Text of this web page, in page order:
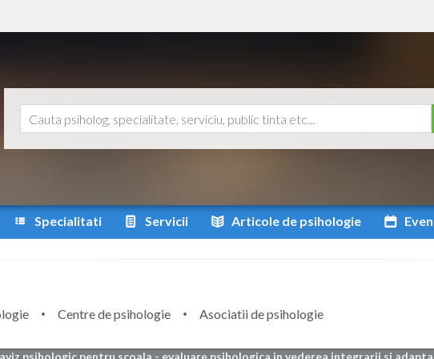
Specialitati Servicii Articole de psihologie
Centre de psihologie
Asociatii de psihologie
aviz psihologic pentru scoala - evaluare psihologica in vederea integrarii si